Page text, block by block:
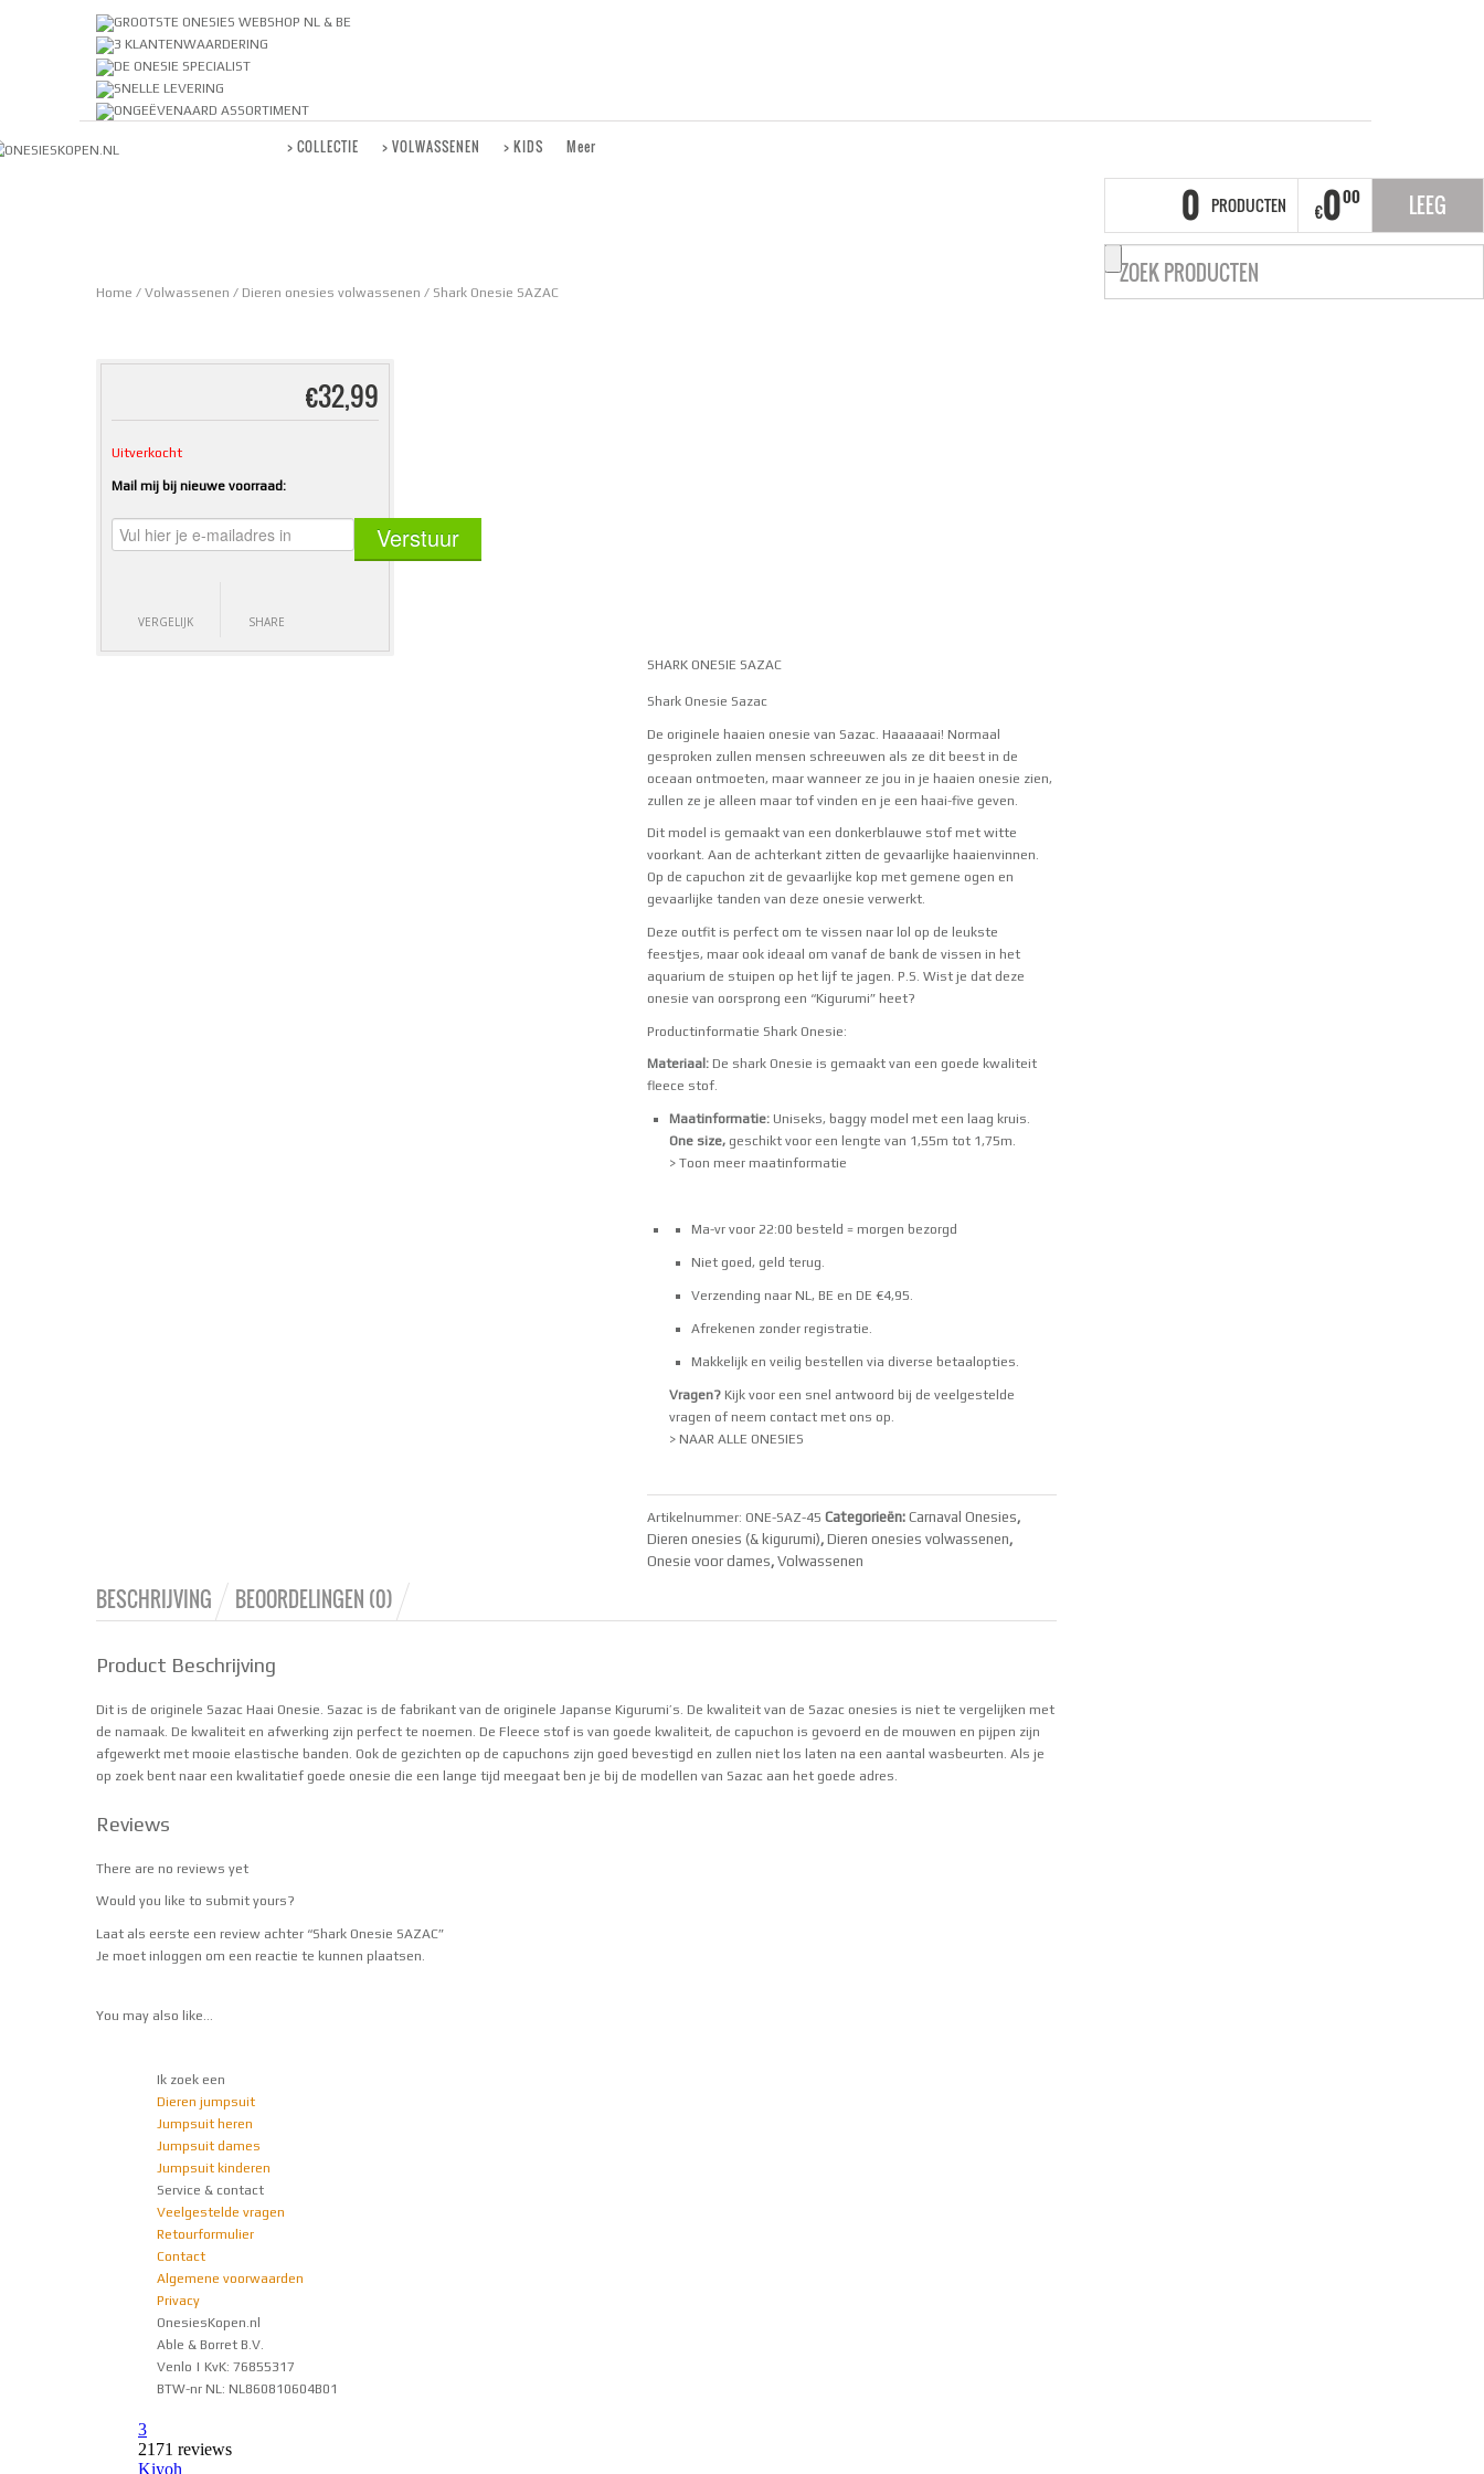
GROOTSTE ONESIES WEBSHOP NL & BE
3 KLANTENWAARDERING
DE ONESIE SPECIALIST
SNELLE LEVERING
ONGEËVENAARD ASSORTIMENT
> COLLECTIE > VOLWASSENEN > KIDS Meer
0 PRODUCTEN €000 LEEG
Home / Volwassenen / Dieren onesies volwassenen / Shark Onesie SAZAC
€32,99
Uitverkocht
Mail mij bij nieuwe voorraad:
VERGELIJK SHARE
SHARK ONESIE SAZAC
Shark Onesie Sazac
De originele haaien onesie van Sazac. Haaaaaai! Normaal
gesproken zullen mensen schreeuwen als ze dit beest in de
oceaan ontmoeten, maar wanneer ze jou in je haaien onesie zien,
zullen ze je alleen maar tof vinden en je een haai-five geven.
Dit model is gemaakt van een donkerblauwe stof met witte
voorkant. Aan de achterkant zitten de gevaarlijke haaienvinnen.
Op de capuchon zit de gevaarlijke kop met gemene ogen en
gevaarlijke tanden van deze onesie verwerkt.
Deze outfit is perfect om te vissen naar lol op de leukste
feestjes, maar ook ideaal om vanaf de bank de vissen in het
aquarium de stuipen op het lijf te jagen. P.S. Wist je dat deze
onesie van oorsprong een “Kigurumi” heet?
Productinformatie Shark Onesie:
Materiaal:De shark Onesie is gemaakt van een goede kwaliteit
fleece stof.
Maatinformatie:Uniseks, baggy model met een laag kruis.
One size,geschikt voor een lengte van 1,55m tot 1,75m.
> Toon meer maatinformatie
Ma-vr voor 22:00 besteld = morgen bezorgd
Niet goed, geld terug.
Verzending naar NL, BE en DE €4,95.
Afrekenen zonder registratie.
Makkelijk en veilig bestellen via diverse betaalopties
Vragen?Kijk voor een snel antwoord bij de veelgestelde
vragen of neem contactmet ons op.
> NAAR ALLE ONESIES
Artikelnummer: ONE-SAZ-45 Categorieën: Carnaval Onesies,
Dieren onesies (& kigurumi), Dieren onesies volwassenen,
Onesie voor dames, Volwassenen
BESCHRIJVING BEOORDELINGEN (0)
Product Beschrijving
Dit is de originele Sazac Haai Onesie. Sazac is de fabrikant van de originele Japanse Kigurumi’s. De kwaliteit van de Sazac onesies is niet te vergelijken met
de namaak. De kwaliteit en afwerking zijn perfect te noemen. De Fleece stof is van goede kwaliteit, de capuchon is gevoerd en de mouwen en pijpen zijn
afgewerkt met mooie elastische banden. Ook de gezichten op de capuchons zijn goed bevestigd en zullen niet los laten na een aantal wasbeurten. Als je
op zoek bent naar een kwalitatief goede onesie die een lange tijd meegaat ben je bij de modellen van Sazac aan het goede adres.
Reviews
There are no reviews yet
Would you like to submit yours?
Laat als eerste een review achter “Shark Onesie SAZAC”
Je moet inloggen om een reactie te kunnen plaatsen.
You may also like…
Ik zoek een
Dieren jumpsuit
Jumpsuit heren
Jumpsuit dames
Jumpsuit kinderen
Service & contact
Veelgestelde vragen
Retourformulier
Contact
Algemene voorwaarden
Privacy
OnesiesKopen.nl
Able & Borret B.V.
Venlo | KvK: 76855317
BTW-nr NL: NL860810604B01